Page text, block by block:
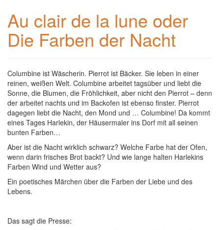
Au clair de la lune oder
Die Farben der Nacht
Columbine ist Wäscherin. Pierrot ist Bäcker. Sie leben in einer
reinen, weißen Welt. Columbine arbeitet tagsüber und liebt die
Sonne, die Blumen, die Fröhlichkeit, aber nicht den Pierrot – denn
der arbeitet nachts und im Backofen ist ebenso finster. Pierrot
dagegen liebt die Nacht, den Mond und … Columbine! Da kommt
eines Tages Harlekin, der Häusermaler ins Dorf mit all seinen
bunten Farben…
Aber ist die Nacht wirklich schwarz? Welche Farbe hat der Ofen,
wenn darin frisches Brot backt? Und wie lange halten Harlekins
Farben Wind und Wetter aus?
Ein poetisches Märchen über die Farben der Liebe und des
Lebens.
Das sagt die Presse: